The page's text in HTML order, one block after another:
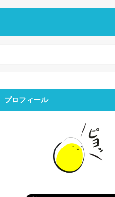
プロフィール